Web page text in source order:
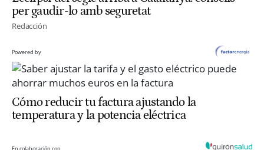
per gaudir-lo amb seguretat
Redacción
Powered by
Cómo reducir tu factura ajustando la
temperatura y la potencia eléctrica